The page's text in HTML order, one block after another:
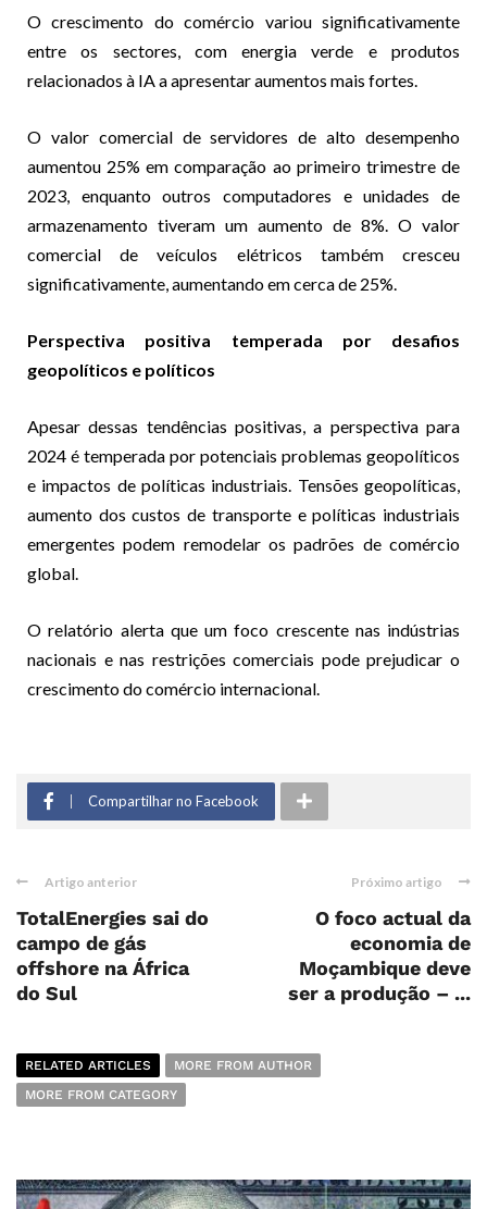
O crescimento do comércio variou significativamente
entre os sectores, com energia verde e produtos
relacionados à IA a apresentar aumentos mais fortes.
O valor comercial de servidores de alto desempenho
aumentou 25% em comparação ao primeiro trimestre de
2023, enquanto outros computadores e unidades de
armazenamento tiveram um aumento de 8%. O valor
comercial de veículos elétricos também cresceu
significativamente, aumentando em cerca de 25%.
Perspectiva positiva temperada por desafios
geopolíticos e políticos
Apesar dessas tendências positivas, a perspectiva para
2024 é temperada por potenciais problemas geopolíticos
e impactos de políticas industriais. Tensões geopolíticas,
aumento dos custos de transporte e políticas industriais
emergentes podem remodelar os padrões de comércio
global.
O relatório alerta que um foco crescente nas indústrias
nacionais e nas restrições comerciais pode prejudicar o
crescimento do comércio internacional.
Compartilhar no Facebook
Artigo anterior
TotalEnergies sai do
campo de gás
offshore na África
do Sul
Próximo artigo
O foco actual da
economia de
Moçambique deve
ser a produção – ...
RELATED ARTICLES
MORE FROM AUTHOR
MORE FROM CATEGORY